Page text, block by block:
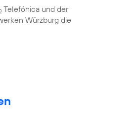
Telefónica und der
Würzburg die